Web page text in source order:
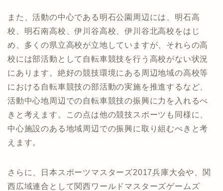
また、活動の中心である明石公園周辺には、明石高
校、明石南高校、伊川谷高校、伊川谷北高校をはじ
め、多くの県立高校が立地していますが、それらの高
校には部活動として自転車競技を行う高校がない状況
にあります。絶好の競技環境にある周辺地域の高校等
における自転車競技の部活動の実施を推進するなど、
活動中心地周辺での自転車競技の振興に力を入れるべ
きと考えます。この点は他の競技スポーツも同様に、
中心施設のある地域周辺での振興に取り組むべきと考
えます。
さらに、日本スポーツマスターズ2017兵庫大会や、関
西広域連合として関西ワールドマスターズゲームズ